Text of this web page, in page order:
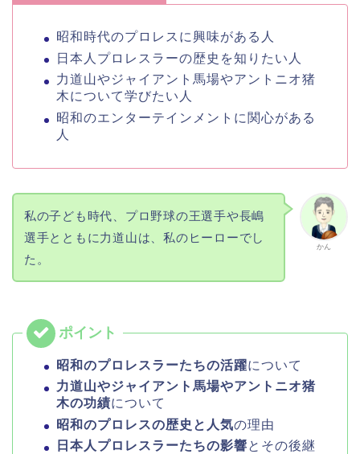
昭和時代のプロレスに興味がある人
日本人プロレスラーの歴史を知りたい人
力道山やジャイアント馬場やアントニオ猪
木について学びたい人
昭和のエンターテインメントに関心がある
人
かん
私の子ども時代、プロ野球の王選手や長嶋
選手とともに力道山は、私のヒーローでし
た。
昭和のプロレスラーたちの活躍について
力道山やジャイアント馬場やアントニオ猪
木の功績について
昭和のプロレスの歴史と人気の理由
日本人プロレスラーたちの影響とその後継